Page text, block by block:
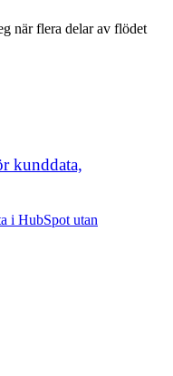
när flera delar av flödet
kunddata,
i HubSpot utan